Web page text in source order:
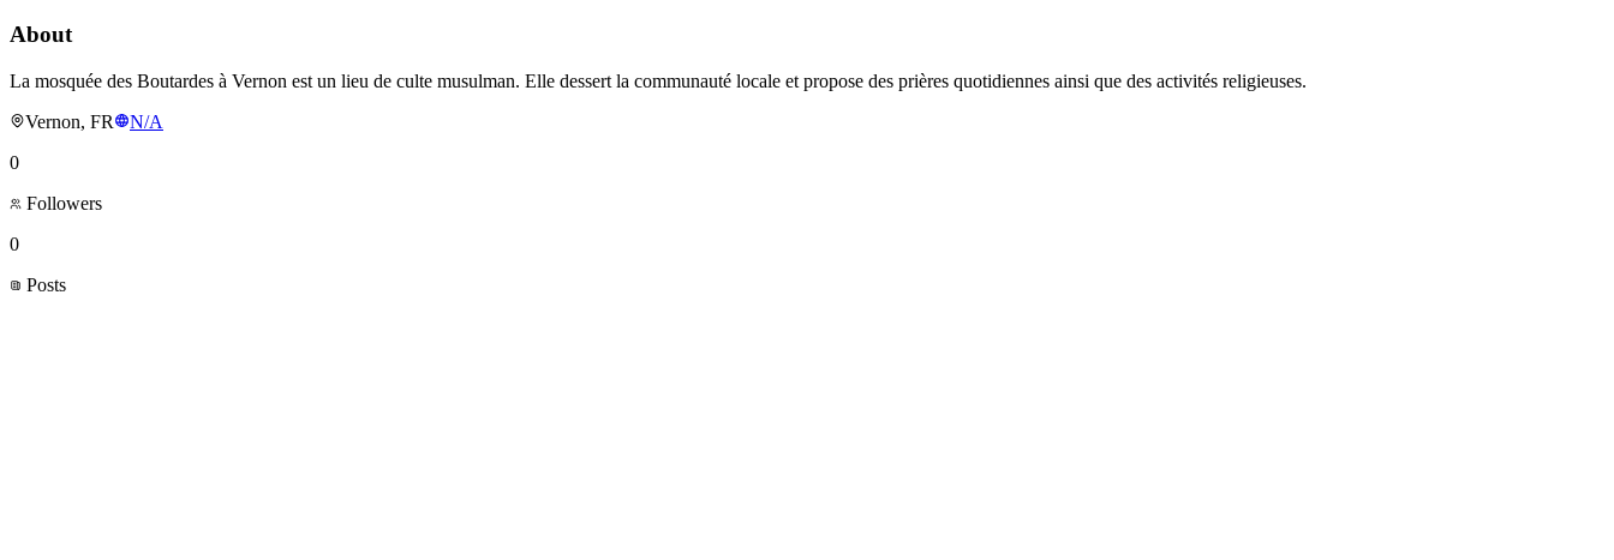
About
La mosquée des Boutardes à Vernon est un lieu de culte musulman. Elle dessert la communauté locale et propose des prières quotidiennes ainsi que des activités religieuses.
Vernon, FR
N/A
0
Followers
0
Posts